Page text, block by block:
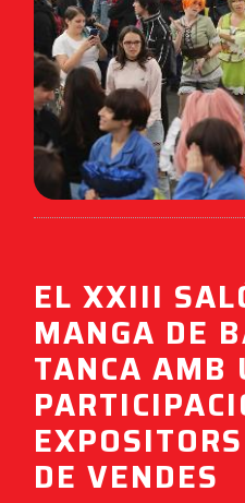
EL XXIII
MANGA DE
TANCA AMB
DE VENDES